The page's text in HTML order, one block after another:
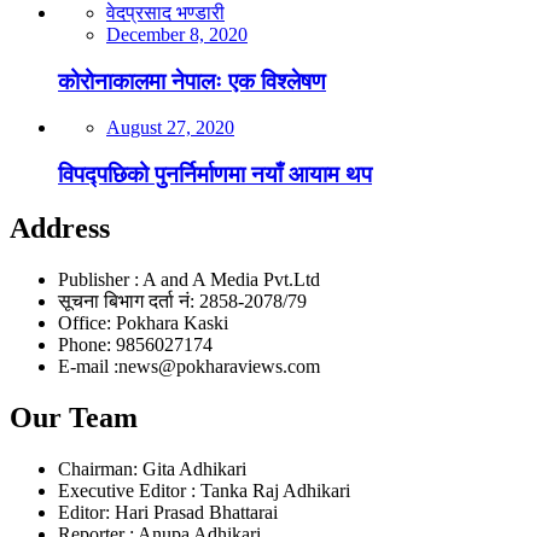
वेदप्रसाद भण्डारी
December 8, 2020
कोरोनाकालमा नेपालः एक विश्लेषण
August 27, 2020
विपद्पछिको पुनर्निर्माणमा नयाँ आयाम थप
Address
Publisher : A and A Media Pvt.Ltd
सूचना बिभाग दर्ता नं: 2858-2078/79
Office: Pokhara Kaski
Phone: 9856027174
E-mail :news@pokharaviews.com
Our Team
Chairman: Gita Adhikari
Executive Editor : Tanka Raj Adhikari
Editor: Hari Prasad Bhattarai